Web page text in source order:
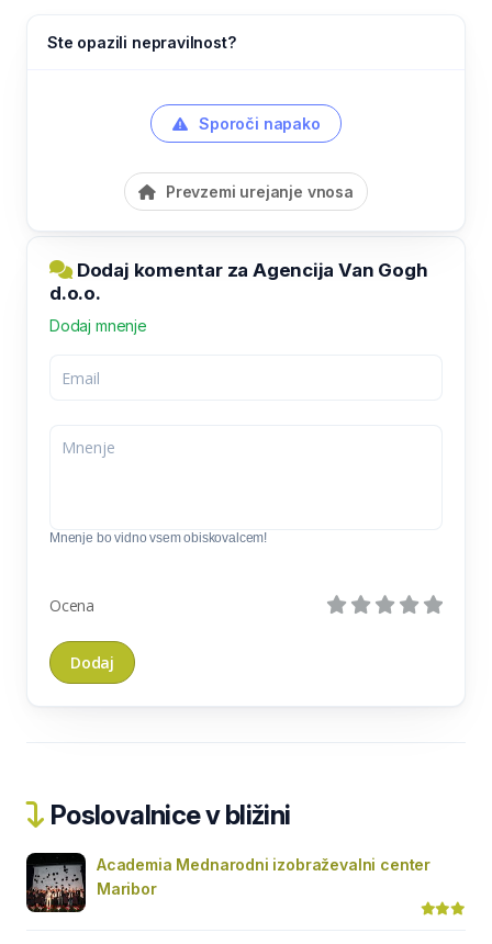
Ste opazili nepravilnost?
Sporoči napako
Prevzemi urejanje vnosa
Dodaj komentar za Agencija Van Gogh
d.o.o.
Dodaj mnenje
Mnenje bo vidno vsem obiskovalcem!
Ocena
Poslovalnice v bližini
Academia Mednarodni izobraževalni center
Maribor